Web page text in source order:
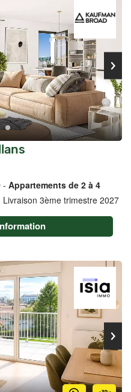
- Appartements de 2 à 4
Livraison 3ème trimestre 2027